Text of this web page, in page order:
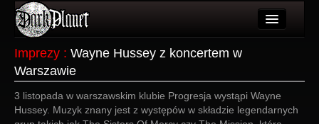
Użytkownicy
Wydarzenia
Imprezy : Wayne Hussey z koncertem w
Warszawie
3 listopada w warszawskim klubie Progresja wystąpi Wayne
Hussey. Muzyk znany jest z występów w składzie legendarnych